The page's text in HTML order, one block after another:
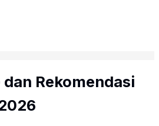
dan Rekomendasi